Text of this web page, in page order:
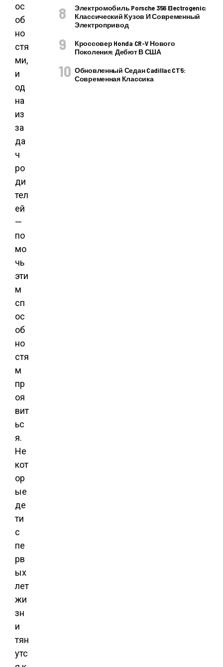
ос
об
но
стя
ми,
и
од
на
из
за
да
ч
ро
ди
тел
ей
—
по
мо
чь
эти
м
сп
ос
об
но
стя
м
пр
оя
вит
ьс
я.
Не
кот
ор
ые
де
ти
с
пе
рв
ых
лет
жи
зн
и
тян
утс
Электромобиль Porsche 356 Electrogenic:
Классический Кузов И Современный
Электропривод
Кроссовер Honda CR-V Нового
Поколения: Дебют В США
Обновленный Седан Cadillac CT5:
Современная Классика